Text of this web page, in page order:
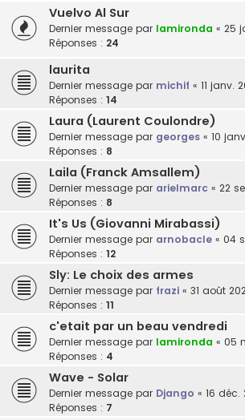
Vuelvo Al Sur
Dernier message par lamironda « 25
Réponses : 24
laurita
Dernier message par michif « 11 janv.
Réponses : 14
Laura (Laurent Coulondre)
Dernier message par georges « 10
Réponses : 8
Laila (Franck Amsallem)
Dernier message par arielmarc « 22
Réponses : 8
It's Us (Giovanni Mirabassi)
Dernier message par arnobacle « 04
Réponses : 12
Sly: Le choix des armes
Dernier message par frazi « 31 août
Réponses : 11
c'etait par un beau vendredi
Dernier message par lamironda « 05
Réponses : 4
Wave - Solar
Dernier message par Django « 16 déc.
Réponses : 7